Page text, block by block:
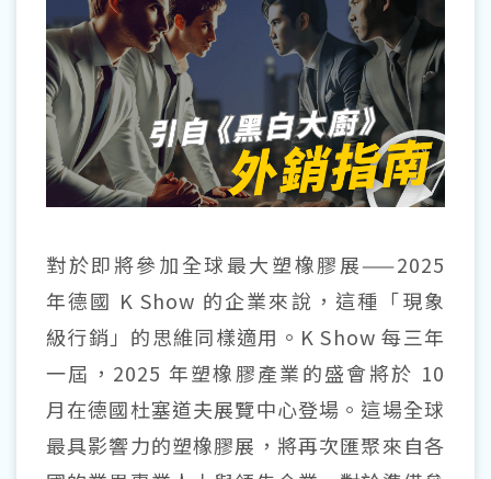
對於即將參加全球最大塑橡膠展——2025
年德國 K Show 的企業來說，這種「現象
級行銷」的思維同樣適用。K Show 每三年
一屆，2025 年塑橡膠產業的盛會將於 10
月在德國杜塞道夫展覽中心登場。這場全球
最具影響力的塑橡膠展，將再次匯聚來自各